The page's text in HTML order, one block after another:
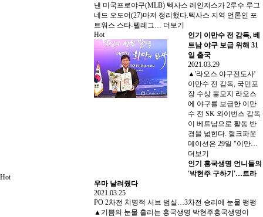
낸 미국프로야구(MLB) 텍사스 레인저스가 2루수 루그
네드 오도어(27)마저 정리했다.텍사스 지역 언론인 포
트워스 스타-텔레그… 더보기
Hot
인기 이만수 전 감독, 베
트남 야구 보급 위해 31
일 출국
2021.03.29
▲'라오스 야구전도사'
이만수 전 감독, 국민포
장 수상 불모지 라오스
에 야구를 보급한 이만
수 전 SK 와이번스 감독
이 베트남으로 활동 반
경을 넓힌다. 헐크파운
데이션은 29일 "이만…
더보기
Hot
인기 흥국생명 언니들의
'박현주 구하기'…트라
우마 날려줬다
2021.03.25
PO 2차전 치명적 서브 범실…3차전 승리에 눈물 펑펑
▲기쁨의 눈물 흘리는 흥국생명 박현주흥국생명이